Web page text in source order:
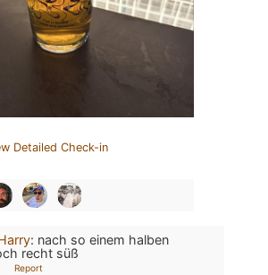
Detailed Check-in
: nach so einem halben
recht süß
Report